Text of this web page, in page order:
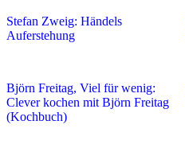
Stefan Zweig: Händels
Auferstehung
Björn Freitag, Viel für wenig:
Clever kochen mit Björn Freitag
(Kochbuch)